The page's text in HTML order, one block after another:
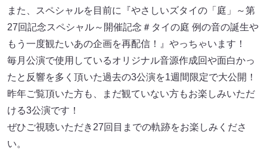
また、スペシャルを目前に『やさしいズタイの「庭」～第
27回記念スペシャル～開催記念＃タイの庭 例の音の誕生や
もう一度観たいあの企画を再配信！』やっちゃいます！
毎月公演で使用しているオリジナル音源作成回や面白かっ
たと反響を多く頂いた過去の3公演を1週間限定で大公開！
昨年ご覧頂いた方も、まだ観ていない方もお楽しみいただ
ける3公演です！
ぜひご視聴いただき27回目までの軌跡をお楽しみくださ
い。